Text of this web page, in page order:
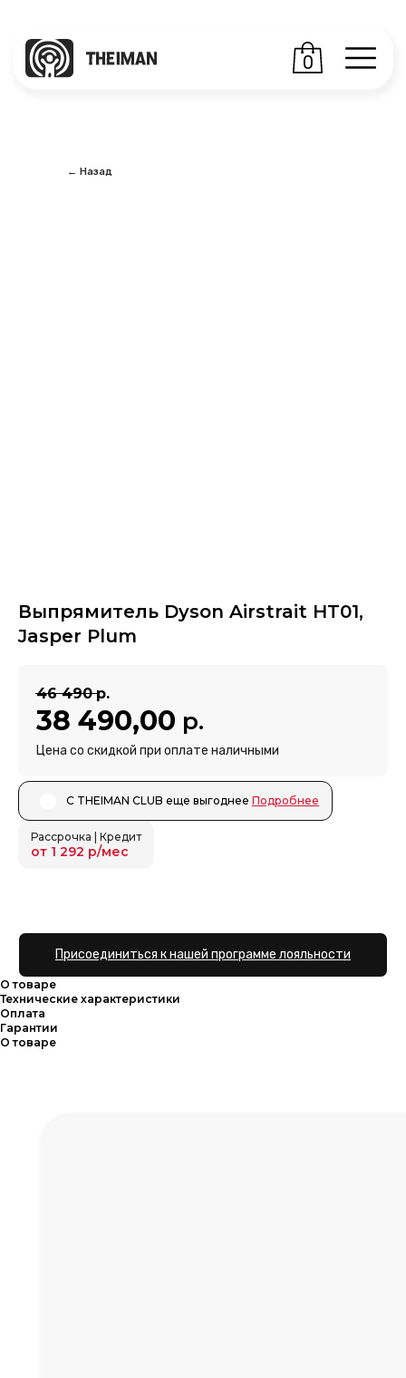
← Назад
Выпрямитель Dyson Airstrait HT01,
Jasper Plum
Цена со скидкой при оплате наличными
38 490,00 р.
46 490 р.
С THEIMAN CLUB еще выгоднее ㅤㅤ Подробнее
Рассрочка | Кредит
от 1 292 р/мес
Присоединиться к нашей программе лояльности
О товаре
Технические характеристики
Оплата
Гарантии
О товаре